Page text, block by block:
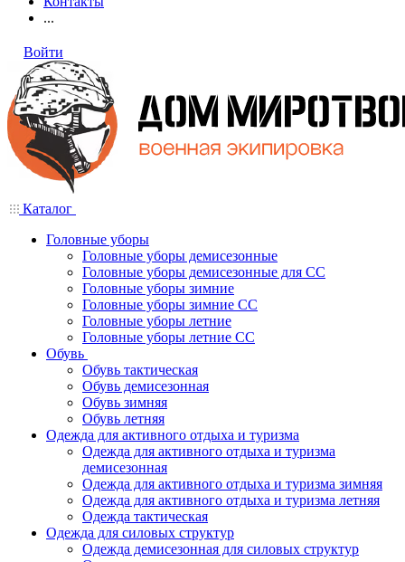
...
Войти
Каталог
Головные уборы
Головные уборы демисезонные
Головные уборы демисезонные для СС
Головные уборы зимние
Головные уборы зимние СС
Головные уборы летние
Головные уборы летние СС
Обувь
Обувь тактическая
Обувь демисезонная
Обувь зимняя
Обувь летняя
Одежда для активного отдыха и туризма
Одежда для активного отдыха и туризма
демисезонная
Одежда для активного отдыха и туризма зимняя
Одежда для активного отдыха и туризма летняя
Одежда тактическая
Одежда для силовых структур
Одежда демисезонная для силовых структур